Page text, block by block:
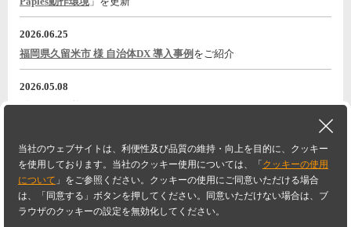
2026.06.25
福岡県久留米市 様 自治体DX 導入事例 をご紹介
2026.05.08
『電子帳票基盤 Paples パピレスのご紹介』動画をYouTubeに公開
大嘉産業株式会社様<導入事例/a>
事例一覧に追加 PAGETOP
当社のウェブサイトは、利便性及び品質の維持・向上を目的に、クッキー
を使用しております。当社のクッキー使用については、「 クッキーの使用
について 」をご参照ください。クッキーの使用にご同意いただける場合
は、「同意する」ボタンを押してください。同意いただけない場合は、ブ
ラウザのクッキーの設定を無効化してください。